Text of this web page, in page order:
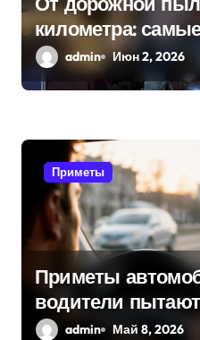
п
и
я
километра:
мотоциклистов
admin Июн 2, 2026
Приметы
Приметы
водители
поломок и
admin Май 8, 2026